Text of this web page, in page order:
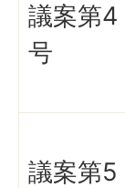
議案第4
号
議案第5